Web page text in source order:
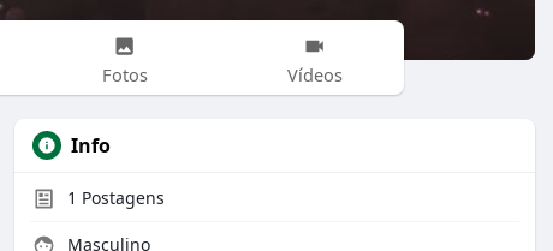
Fotos Vídeos
Info
1 Postagens
Masculino